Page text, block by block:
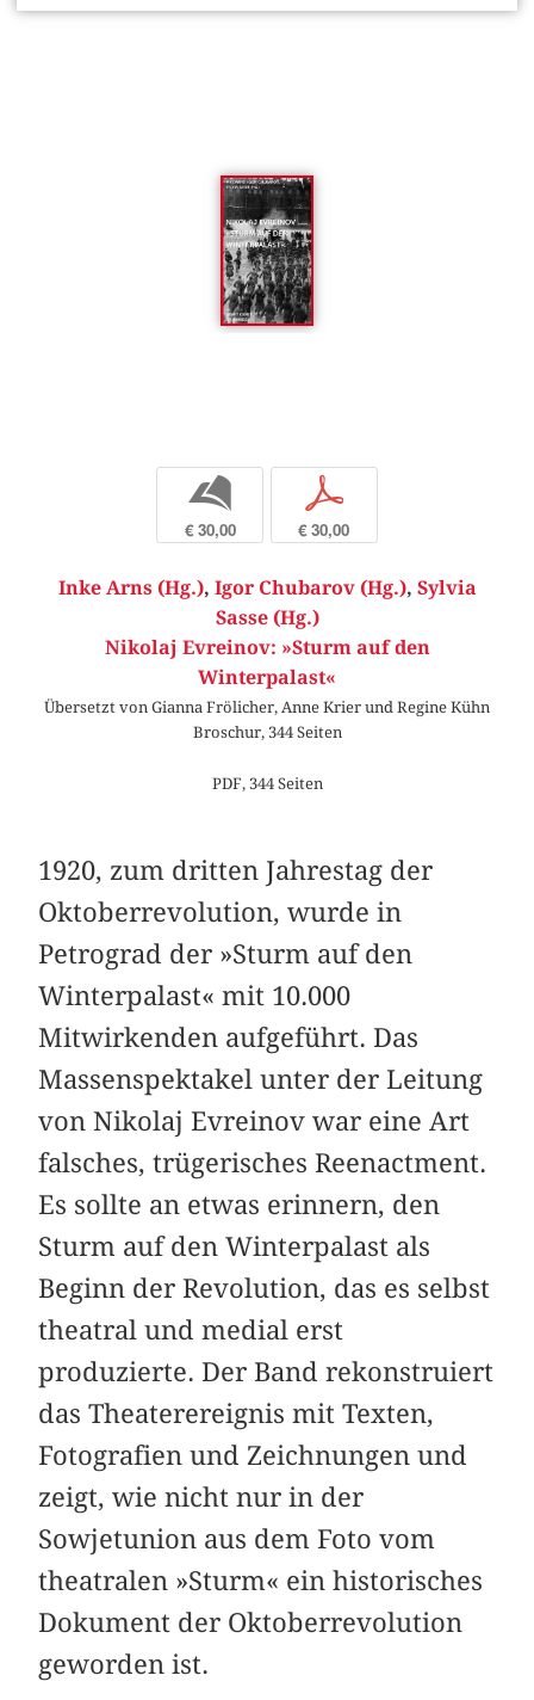
b
€ 30,00
p
€ 30,00
Inke Arns (Hg.), Igor Chubarov (Hg.), Sylvia
Sasse (Hg.)
Nikolaj Evreinov: »Sturm auf den
Winterpalast«
Übersetzt von Gianna Frölicher, Anne Krier und Regine Kühn
Broschur, 344 Seiten
PDF, 344 Seiten
1920, zum dritten Jahrestag der
Oktoberrevolution, wurde in
Petrograd der »Sturm auf den
Winterpalast« mit 10.000
Mitwirkenden aufgeführt. Das
Massenspektakel unter der Leitung
von Nikolaj Evreinov war eine Art
falsches, trügerisches Reenactment.
Es sollte an etwas erinnern, den
Sturm auf den Winterpalast als
Beginn der Revolution, das es selbst
theatral und medial erst
produzierte. Der Band rekonstruiert
das Theaterereignis mit Texten,
Fotografien und Zeichnungen und
zeigt, wie nicht nur in der
Sowjetunion aus dem Foto vom
theatralen »Sturm« ein historisches
Dokument der Oktober­revolution
geworden ist.